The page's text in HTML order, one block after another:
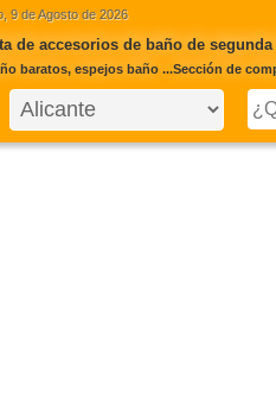
9 de Agosto de 2026
de accesorios de baño de
baratos, espejos baño ...Sección de